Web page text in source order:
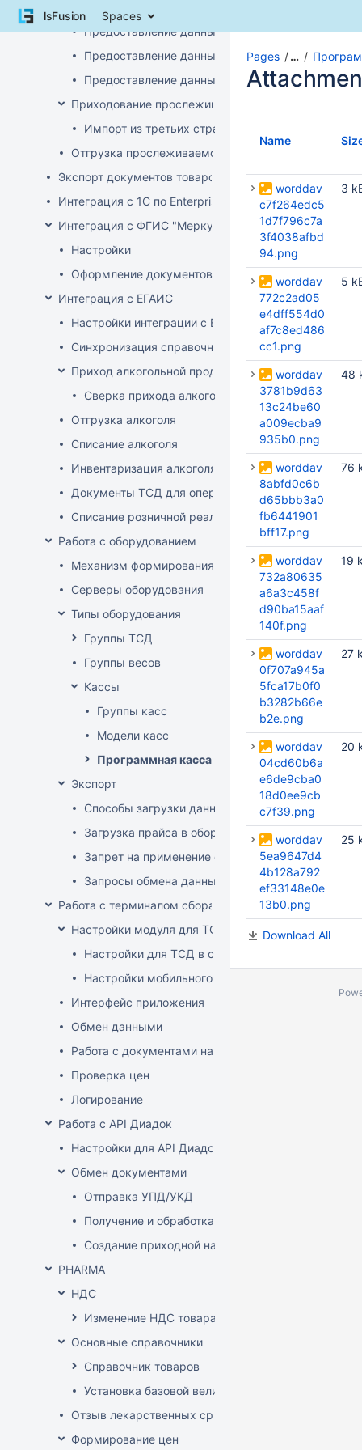
Skip
lsFusion Spaces
Предоставление данных по остаткам
Предоставление данных о ввозе
Предоставление данных о произведенных
Приходование прослеживаемого товара
Импорт из третьих стран (не ЕАЭС)
Отгрузка прослеживаемого товара
Экспорт документов товародвижения
Интеграция с 1С по EnterpriseData
Интеграция с ФГИС "Меркурий"
Настройки
Оформление документов с ВСД
Интеграция с ЕГАИС
Настройки интеграции с ЕГАИС
Синхронизация справочников
Приход алкогольной продукции
Сверка прихода алкоголя на ТСД
Отгрузка алкоголя
Списание алкоголя
Инвентаризация алкоголя
Документы ТСД для операций с алкоголем
Списание розничной реализации алкоголя
Работа с оборудованием
Механизм формирования стоп-листа
Серверы оборудования
Типы оборудования
Группы ТСД
Группы весов
Кассы
Группы касс
Модели касс
Программная касса
Экспорт
Способы загрузки данных в оборудование
Загрузка прайса в оборудование
Запрет на применение скидок
Запросы обмена данными
Работа с терминалом сбора данных (ТСД)
Настройки модуля для ТСД
Настройки для ТСД в системе
Настройки мобильного приложения
Интерфейс приложения
Обмен данными
Работа с документами на ТСД
Проверка цен
Логирование
Работа с API Диадок
Настройки для API Диадок
Обмен документами
Отправка УПД/УКД
Получение и обработка УПД/УКД
Создание приходной накладной на основании
PHARMA
НДС
Изменение НДС товара
Основные справочники
Справочник товаров
Установка базовой величины
Отзыв лекарственных средств из продажи
Формирование цен
Pages …
Name
worddav
c7f264edc5
1d7f796c7a
3f4038afbd
94.png
3
worddav
772c2ad05
e4dff554d0
af7c8ed486
cc1.png
5
worddav
3781b9d63
13c24be60
a009ecba9
935b0.png
48
worddav
8abfd0c6b
d65bbb3a0
fb6441901
bff17.png
76
worddav
732a80635
a6a3c458f
d90ba15aaf
140f.png
19
worddav
0f707a945a
5fca17b0f0
b3282b66e
b2e.png
27
worddav
04cd60b6a
e6de9cba0
18d0ee9cb
c7f39.png
20
worddav
5ea9647d4
4b128a792
ef33148e0e
13b0.png
25
Download All